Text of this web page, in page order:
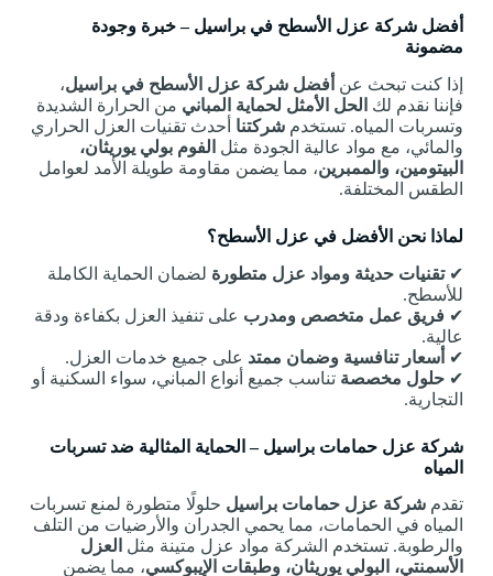
أفضل شركة عزل الأسطح في براسيل – خبرة وجودة
مضمونة
إذا كنت تبحث عن أفضل شركة عزل الأسطح في براسيل،
فإننا نقدم لك الحل الأمثل لحماية المباني من الحرارة الشديدة
وتسربات المياه. تستخدم شركتنا أحدث تقنيات العزل الحراري
والمائي، مع مواد عالية الجودة مثل الفوم بولي يوريثان،
البيتومين، والممبرين، مما يضمن مقاومة طويلة الأمد لعوامل
الطقس المختلفة.
لماذا نحن الأفضل في عزل الأسطح؟
✔تقنيات حديثة ومواد عزل متطورة لضمان الحماية الكاملة
للأسطح.
✔ فريق عمل متخصص ومدرب على تنفيذ العزل بكفاءة ودقة
عالية.
✔ أسعار تنافسية وضمان ممتد على جميع خدمات العزل.
✔ حلول مخصصة تناسب جميع أنواع المباني، سواء السكنية أو
التجارية.
شركة عزل حمامات براسيل – الحماية المثالية ضد تسربات
المياه
تقدم شركة عزل حمامات براسيل حلولًا متطورة لمنع تسربات
المياه في الحمامات، مما يحمي الجدران والأرضيات من التلف
والرطوبة. تستخدم الشركة مواد عزل متينة مثل العزل
الأسمنتي، البولي يوريثان، وطبقات الإيبوكسي، مما يضمن